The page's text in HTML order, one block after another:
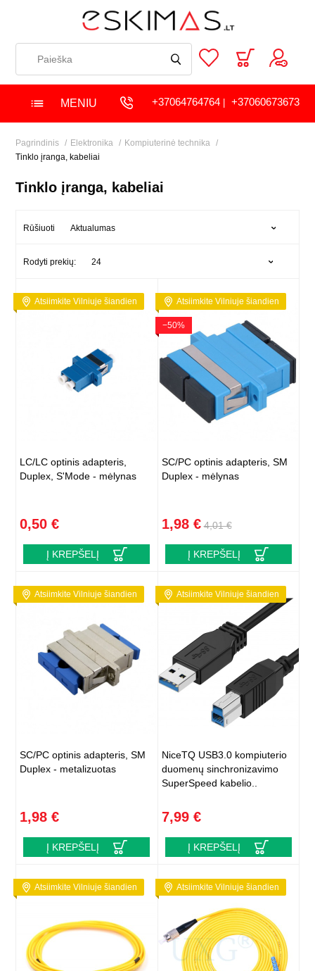
MENIU +37064764764| +37060673673
Pagrindinis Elektronika
Kompiuterinė technika
Tinklo įranga, kabeliai
Tinklo įranga, kabeliai
Rūšiuoti Aktualumas
Rodyti prekių: 24
Atsiimkite Vilniuje šiandien
LC/LC optinis adapteris,
Duplex, S'Mode - mėlynas
0,50 €
Į KREPŠELĮ
Atsiimkite Vilniuje šiandien
−50%
SC/PC optinis adapteris, SM
Duplex - mėlynas
1,98 € 4,01 €
Į KREPŠELĮ
Atsiimkite Vilniuje šiandien
SC/PC optinis adapteris, SM
Duplex - metalizuotas
1,98 €
Į KREPŠELĮ
Atsiimkite Vilniuje šiandien
NiceTQ USB3.0 kompiuterio
duomenų sinchronizavimo
SuperSpeed kabelio..
7,99 €
Į KREPŠELĮ
Atsiimkite Vilniuje šiandien Atsiimkite Vilniuje šiandien